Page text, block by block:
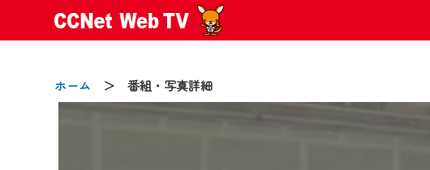
ホーム ＞ 番組・写真詳細